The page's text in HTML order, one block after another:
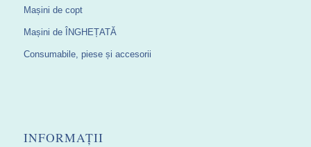
Mașini de copt
Mașini de ÎNGHEȚATĂ
Consumabile, piese și accesorii
INFORMAȚII